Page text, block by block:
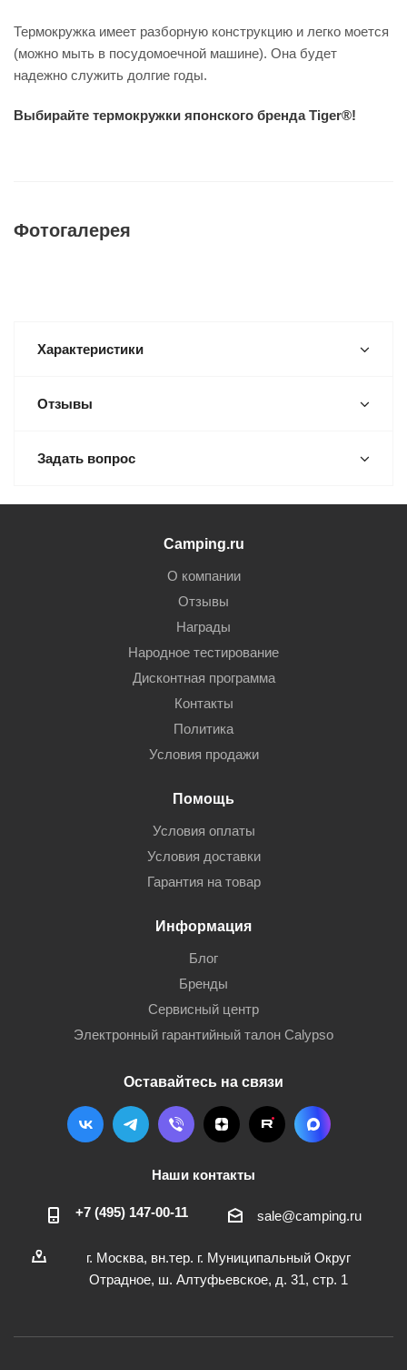
Термокружка имеет разборную конструкцию и легко моется
(можно мыть в посудомоечной машине). Она будет
надежно служить долгие годы.
Выбирайте термокружки японского бренда Tiger®!
Фотогалерея
Характеристики
Отзывы
Задать вопрос
Camping.ru
О компании
Отзывы
Награды
Народное тестирование
Дисконтная программа
Контакты
Политика
Условия продажи
Помощь
Условия оплаты
Условия доставки
Гарантия на товар
Информация
Блог
Бренды
Сервисный центр
Электронный гарантийный талон Calypso
Оставайтесь на связи
Наши контакты
+7 (495) 147-00-11 sale@camping.ru
г. Москва, вн.тер. г. Муниципальный Округ
Отрадное, ш. Алтуфьевское, д. 31, стр. 1